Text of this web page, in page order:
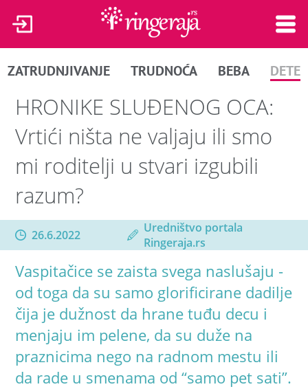
ZATRUDNJIVANJE TRUDNOĆA BEBA DETE
HRONIKE SLUĐENOG OCA:
Vrtići ništa ne valjaju ili smo
mi roditelji u stvari izgubili
razum?
26.6.2022
Uredništvo portala
Ringeraja.rs
Vaspitačice se zaista svega naslušaju -
od toga da su samo glorificirane dadilje
čija je dužnost da hrane tuđu decu i
menjaju im pelene, da su duže na
praznicima nego na radnom mestu ili
da rade u smenama od “samo pet sati”.